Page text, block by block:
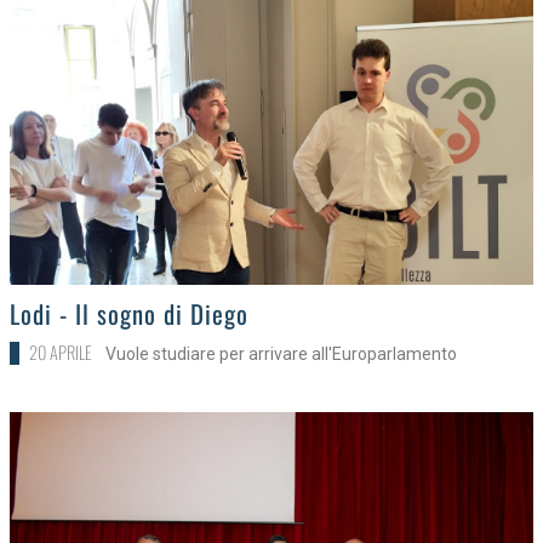
>Lodi - Il sogno di Diego
20 APRILE Vuole studiare per arrivare all'Europarlamento